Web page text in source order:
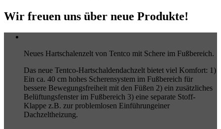
Wir freuen uns über neue Produkte!
Neues Hartschalenzelt von Tentco mit Schere im Fußbereich.
Das neue Tentco-Hartschaldendachzelt bietet viel Komfort: 1)
Ein ca. 40 cm hohes Scherensystem im Fußbereich für
bessere Bewegungsfreiheit mit den Füßen 2) ein zusätzliches
Belüftungsfenster im Fußbereich 3) eine separate Stoff-
Klappe z.B. zur problemlosen Einführungeiner
Dachzeltheizung.